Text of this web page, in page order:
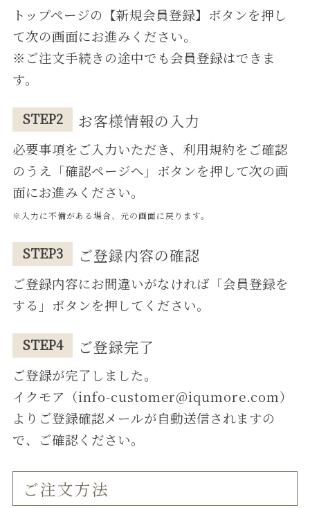
トップページの【新規会員登録】ボタンを押し
て次の画⾯にお進みください。
※ご注⽂⼿続きの途中でも会員登録はできま
す。
STEP2 お客様情報の⼊⼒
必要事項をご⼊⼒いただき、利⽤規約をご確認
のうえ「確認ページへ」ボタンを押して次の画
⾯にお進みください。
※⼊⼒に不備がある場合、元の画⾯に戻ります。
STEP3 ご登録内容の確認
ご登録内容にお間違いがなければ「会員登録を
する」ボタンを押してください。
STEP4 ご登録完了
ご登録が完了しました。
イクモア（info-customer@iqumore.com）
よりご登録確認メールが⾃動送信されますの
で、ご確認ください。
ご注⽂⽅法